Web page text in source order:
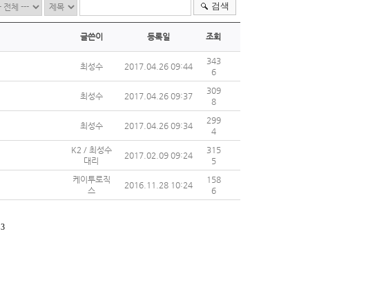
검색
글쓴이 등록일 조회
최성수 2017.04.26 09:44
343
6
최성수 2017.04.26 09:37
309
8
최성수 2017.04.26 09:34
299
4
K2 / 최성수
대리
2017.02.09 09:24
315
5
케이투로직
스
2016.11.28 10:24
158
6
3